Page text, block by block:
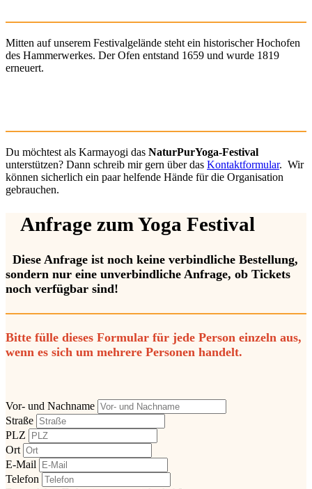
Mitten auf unserem Festivalgelände steht ein historischer Hochofen
des Hammerwerkes. Der Ofen entstand 1659 und wurde 1819
erneuert.
Du möchtest als Karmayogi das NaturPurYoga-Festival
unterstützen? Dann schreib mir gern über das Kontaktformular. Wir
können sicherlich ein paar helfende Hände für die Organisation
gebrauchen.
Anfrage zum Yoga Festival
Diese Anfrage ist noch keine verbindliche Bestellung,
sondern nur eine unverbindliche Anfrage, ob Tickets
noch verfügbar sind!
Bitte fülle dieses Formular für jede Person einzeln aus,
wenn es sich um mehrere Personen handelt.
Vor- und Nachname
Straße
PLZ
Ort
E-Mail
Telefon